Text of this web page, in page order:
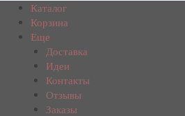
Каталог
Корзина
Еще
Доставка
Идеи
Контакты
Отзывы
Заказы